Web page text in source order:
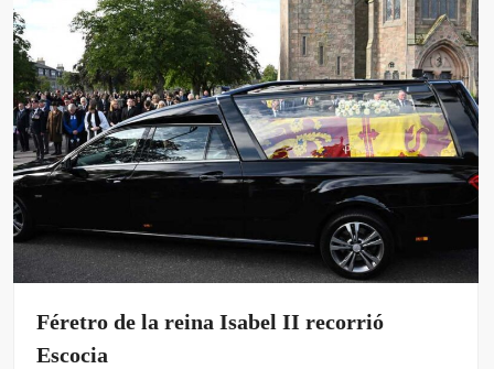
Féretro de la reina Isabel II recorrió
Escocia